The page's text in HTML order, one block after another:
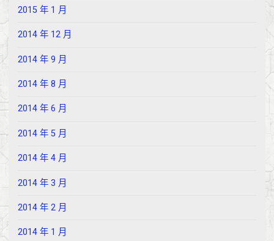
2015 年 1 月
2014 年 12 月
2014 年 9 月
2014 年 8 月
2014 年 6 月
2014 年 5 月
2014 年 4 月
2014 年 3 月
2014 年 2 月
2014 年 1 月